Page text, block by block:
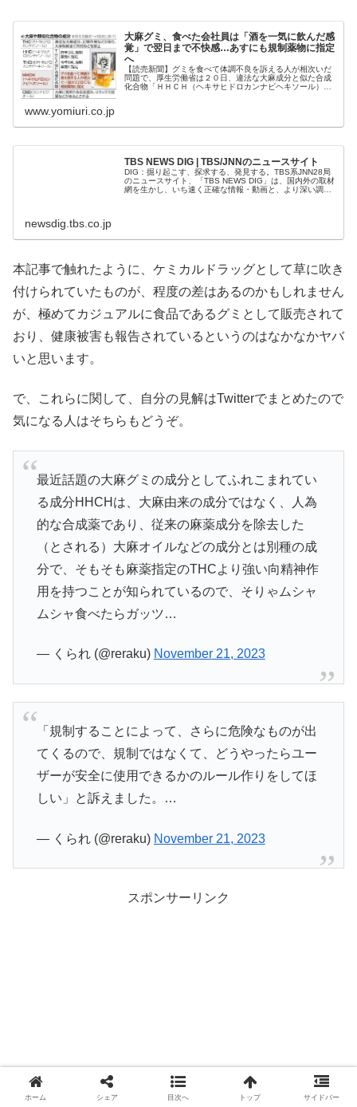
大麻グミ、食べた会社員は「酒を一気に飲んだ感
覚」で翌日まで不快感…あすにも規制薬物に指定
へ
【読売新聞】グミを食べて体調不良を訴える人が相次いだ
問題で、厚生労働省は２０日、違法な大麻成分と似た合成
化合物「ＨＨＣＨ（ヘキサヒドロカンナビヘキソール）」
www.yomiuri.co.jp
TBS NEWS DIG | TBS/JNNのニュースサイト
DIG：掘り起こす、探求する、発見する。TBS系JNN28局
のニュースサイト、「TBS NEWS DIG」は、国内外の取材
網を生かし、いち速く正確な情報・動画と、より深い調査
newsdig.tbs.co.jp
本記事で触れたように、ケミカルドラッグとして草に吹き
付けられていたものが、程度の差はあるのかもしれません
が、極めてカジュアルに食品であるグミとして販売されて
おり、健康被害も報告されているというのはなかなかヤバ
いと思います。
で、これらに関して、自分の見解はTwitterでまとめたので
気になる人はそちらもどうぞ。
最近話題の大麻グミの成分としてふれこまれてい
る成分HHCHは、大麻由来の成分ではなく、人為
的な合成薬であり、従来の麻薬成分を除去した
（とされる）大麻オイルなどの成分とは別種の成
分で、そもそも麻薬指定のTHCより強い向精神作
用を持つことが知られているので、そりゃムシャ
ムシャ食べたらガッツ…
— くられ (@reraku) November 21, 2023
「規制することによって、さらに危険なものが出
てくるので、規制ではなくて、どうやったらユー
ザーが安全に使用できるかのルール作りをしてほ
しい」と訴えました。…
— くられ (@reraku) November 21, 2023
スポンサーリンク
ホーム シェア 目次へ トップ サイドバー